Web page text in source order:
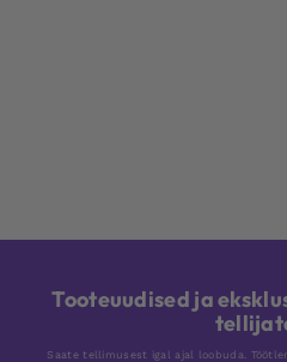
Tooteuudised ja
Saate tellimusest igal ajal loobuda.